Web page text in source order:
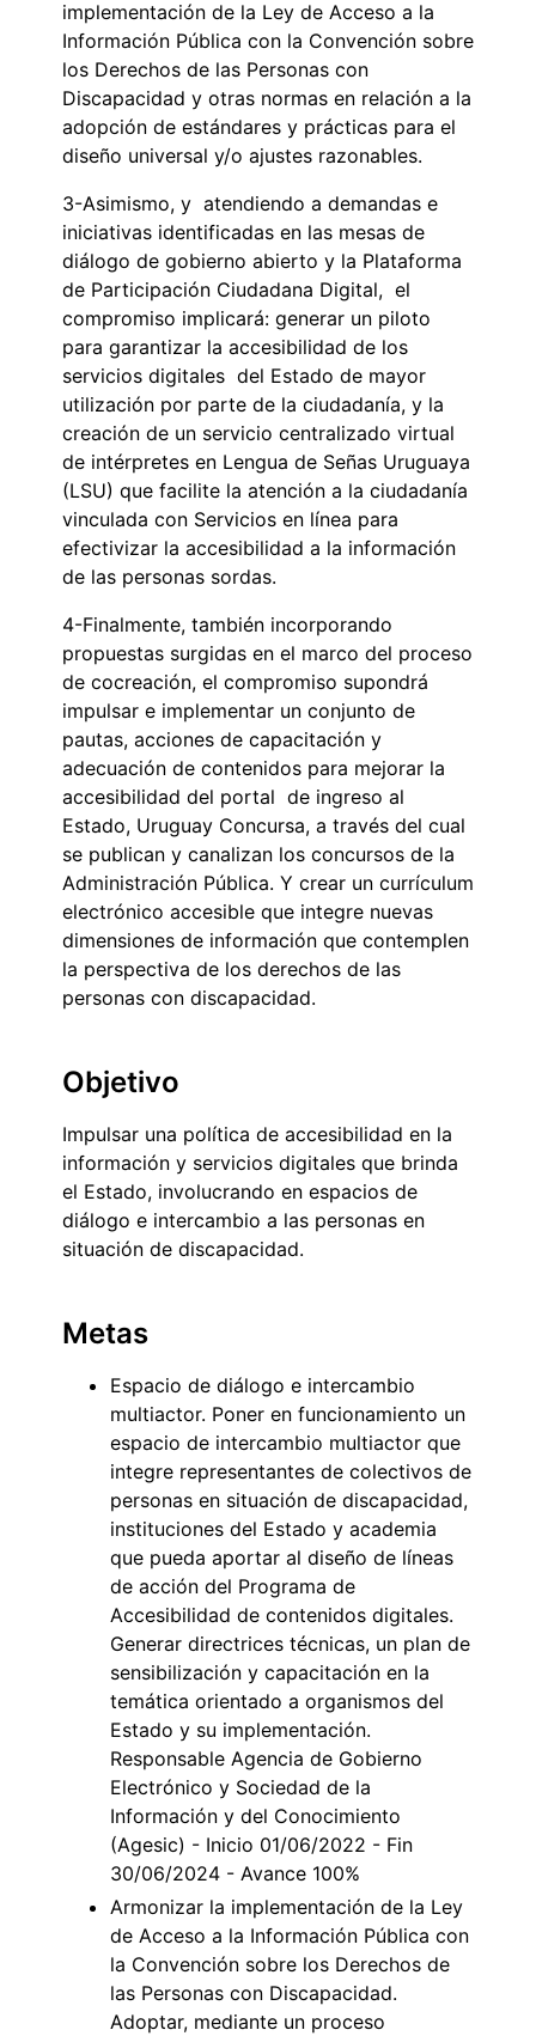
implementación de la Ley de Acceso a la
Información Pública con la Convención sobre
los Derechos de las Personas con
Discapacidad y otras normas en relación a la
adopción de estándares y prácticas para el
diseño universal y/o ajustes razonables.
3-Asimismo, y atendiendo a demandas e
iniciativas identificadas en las mesas de
diálogo de gobierno abierto y la Plataforma
de Participación Ciudadana Digital, el
compromiso implicará: generar un piloto
para garantizar la accesibilidad de los
servicios digitales del Estado de mayor
utilización por parte de la ciudadanía, y la
creación de un servicio centralizado virtual
de intérpretes en Lengua de Señas Uruguaya
(LSU) que facilite la atención a la ciudadanía
vinculada con Servicios en línea para
efectivizar la accesibilidad a la información
de las personas sordas.
4-Finalmente, también incorporando
propuestas surgidas en el marco del proceso
de cocreación, el compromiso supondrá
impulsar e implementar un conjunto de
pautas, acciones de capacitación y
adecuación de contenidos para mejorar la
accesibilidad del portal de ingreso al
Estado, Uruguay Concursa, a través del cual
se publican y canalizan los concursos de la
Administración Pública. Y crear un currículum
electrónico accesible que integre nuevas
dimensiones de información que contemplen
la perspectiva de los derechos de las
personas con discapacidad.
Objetivo
Impulsar una política de accesibilidad en la
información y servicios digitales que brinda
el Estado, involucrando en espacios de
diálogo e intercambio a las personas en
situación de discapacidad.
Metas
Espacio de diálogo e intercambio
multiactor. Poner en funcionamiento un
espacio de intercambio multiactor que
integre representantes de colectivos de
personas en situación de discapacidad,
instituciones del Estado y academia
que pueda aportar al diseño de líneas
de acción del Programa de
Accesibilidad de contenidos digitales.
Generar directrices técnicas, un plan de
sensibilización y capacitación en la
temática orientado a organismos del
Estado y su implementación.
Responsable Agencia de Gobierno
Electrónico y Sociedad de la
Información y del Conocimiento
(Agesic) - Inicio 01/06/2022 - Fin
30/06/2024 - Avance 100%
Armonizar la implementación de la Ley
de Acceso a la Información Pública con
la Convención sobre los Derechos de
las Personas con Discapacidad.
Adoptar, mediante un proceso